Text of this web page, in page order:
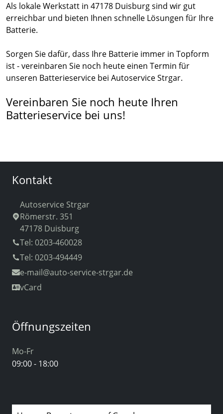
Als lokale Werkstatt in 47178 Duisburg sind wir gut
erreichbar und bieten Ihnen schnelle Lösungen für Ihre
Batterie.
Sorgen Sie dafür, dass Ihre Batterie immer in Topform
ist - vereinbaren Sie noch heute einen Termin für
unseren Batterieservice bei Autoservice Strgar.
Vereinbaren Sie noch heute Ihren
Batterieservice bei uns!
Kontakt
Autoservice Strgar
Römerstr. 351
47178 Duisburg
Tel: 0203-460028
Tel: 0203-494449
e-mail@auto-service-strgar.de
vCard
Öffnungszeiten
Mo-Fr
09:00 - 18:00